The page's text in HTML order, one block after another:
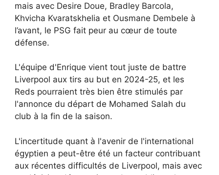
mais avec Desire Doue, Bradley Barcola,
Khvicha Kvaratskhelia et Ousmane Dembele à
l’avant, le PSG fait peur au cœur de toute
défense.
L'équipe d'Enrique vient tout juste de battre
Liverpool aux tirs au but en 2024-25, et les
Reds pourraient très bien être stimulés par
l'annonce du départ de Mohamed Salah du
club à la fin de la saison.
L'incertitude quant à l'avenir de l'international
égyptien a peut-être été un facteur contribuant
aux récentes difficultés de Liverpool, mais avec